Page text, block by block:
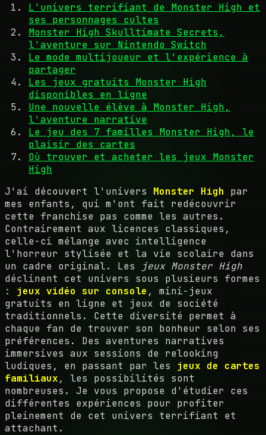
L'univers terrifiant de Monster High et
ses personnages cultes
Monster High Skulltimate Secrets,
l'aventure sur Nintendo Switch
Le mode multijoueur et l'expérience à
partager
Les jeux gratuits Monster High
disponibles en ligne
Une nouvelle élève à Monster High,
l'aventure narrative
Le jeu des 7 familles Monster High, le
plaisir des cartes
Où trouver et acheter les jeux Monster
High
J'ai découvert l'univers Monster High par
mes enfants, qui m'ont fait redécouvrir
cette franchise pas comme les autres.
Contrairement aux licences classiques,
celle-ci mélange avec intelligence
l'horreur stylisée et la vie scolaire dans
un cadre original. Les
jeux Monster High
déclinent cet univers sous plusieurs formes
: jeux vidéo sur console , mini-jeux
gratuits en ligne et jeux de société
traditionnels. Cette diversité permet à
chaque fan de trouver son bonheur selon ses
préférences. Des aventures narratives
immersives aux sessions de relooking
ludiques, en passant par les jeux de cartes
familiaux, les possibilités sont
nombreuses. Je vous propose d'étudier ces
différentes expériences pour profiter
pleinement de cet univers terrifiant et
attachant.